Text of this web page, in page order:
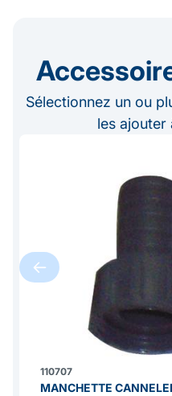
Sélectionnez un ou
les ajouter
110707
MANCHETTE